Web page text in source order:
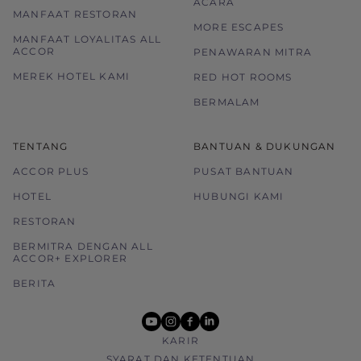
MANFAAT RESTORAN
MANFAAT LOYALITAS ALL
ACCOR
MEREK HOTEL KAMI
MORE ESCAPES
PENAWARAN MITRA
RED HOT ROOMS
BERMALAM
TENTANG
ACCOR PLUS
HOTEL
RESTORAN
BERMITRA DENGAN ALL
ACCOR+ EXPLORER
BERITA
BANTUAN & DUKUNGAN
PUSAT BANTUAN
HUBUNGI KAMI
youtube
instagram
facebook
linkedin
KARIR